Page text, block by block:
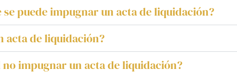
puede impugnar un acta de liquidación?
acta de liquidación?
impugnar un acta de liquidación?